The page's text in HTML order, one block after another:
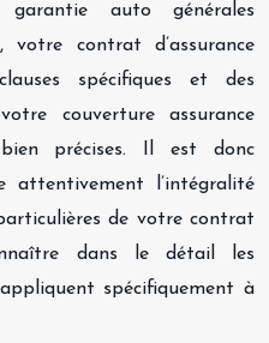
auto générales
votre contrat d’assurance
spécifiques et des
couverture assurance
précises. Il est donc
attentivement l’intégralité
de votre contrat
dans le détail les
spécifiquement à